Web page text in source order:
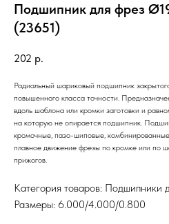
Подшипник для фрез
(23651)
202 р.
Радиальный шариковый подшипник
повышенного класса точности.
вдоль шаблона или кромки заготовки и
на которую не опирается подшипник.
кромочные, пазо-шиповые,
плавное движение фрезы по кромке или по
прижогов.
Категория товаров: Подшипники
Размеры: 6.000/4.000/0.800